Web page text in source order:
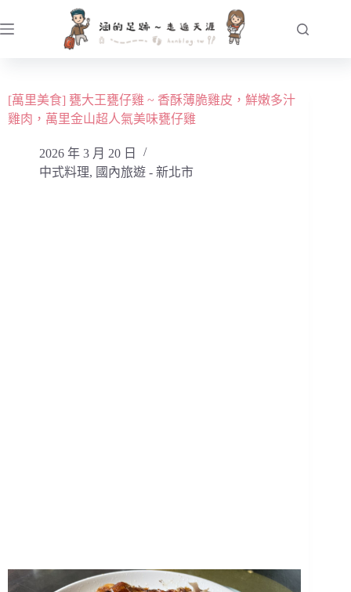
至
容[萬里美食] 甕大王甕仔雞 ~ 香酥薄脆雞皮，鮮嫩多汁
雞肉，萬里金山超人氣美味甕仔雞
2026 年 3 月 20 日
中式料理, 國內旅遊 - 新北市